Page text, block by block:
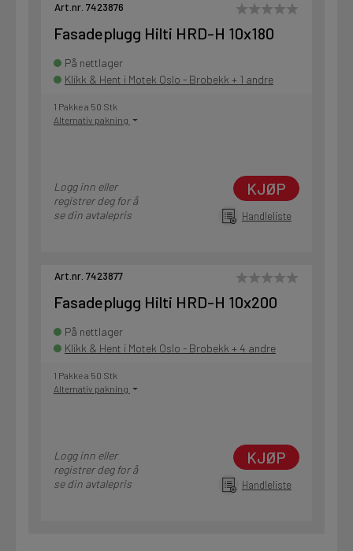
Art.nr. 7423876
Fasadeplugg Hilti HRD-H 10x180
På nettlager
Klikk & Hent i Motek Oslo - Brobekk + 1 andre
1 Pakke a 50 Stk
Alternativ pakning
Logg inn eller
registrer deg for å
se din avtalepris
KJØP
Handleliste
Art.nr. 7423877
Fasadeplugg Hilti HRD-H 10x200
På nettlager
Klikk & Hent i Motek Oslo - Brobekk + 4 andre
1 Pakke a 50 Stk
Alternativ pakning
Logg inn eller
registrer deg for å
se din avtalepris
KJØP
Handleliste